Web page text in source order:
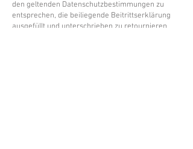
den geltenden Datenschutzbestimmungen zu
entsprechen, die beiliegende Beitrittserklärung
ausgefüllt und unterschrieben zu retournieren